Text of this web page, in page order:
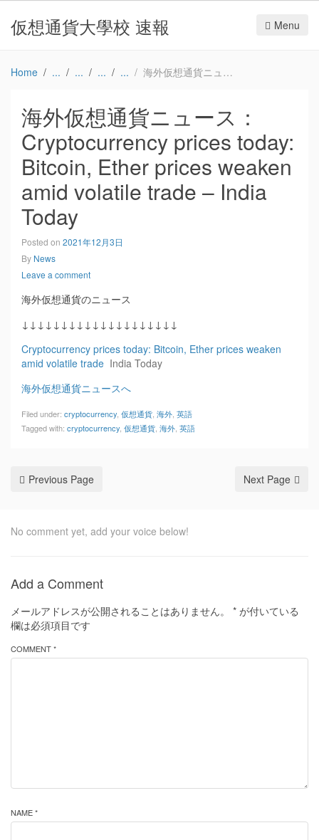
仮想通貨大學校 速報 Menu
Home 海外仮想通貨ニュース：Cryptocurrency prices today: Bitcoin, Ether prices weaken amid volatile trade – India Today
海外仮想通貨ニュース：
Cryptocurrency prices today:
Bitcoin, Ether prices weaken
amid volatile trade – India
Today
Posted on 2021年12月3日
By News
Leave a comment
海外仮想通貨のニュース
↓↓↓↓↓↓↓↓↓↓↓↓↓↓↓↓↓↓↓↓
Cryptocurrency prices today: Bitcoin, Ether prices weaken
amid volatile trade India Today
海外仮想通貨ニュースへ
Filed under: cryptocurrency 仮想通貨 海外 英語
Tagged with: cryptocurrency 仮想通貨 海外 英語
Previous Page Next Page
No comment yet, add your voice below!
Add a Comment
メールアドレスが公開されることはありません。 * が付いている
欄は必須項目です
COMMENT *
NAME *